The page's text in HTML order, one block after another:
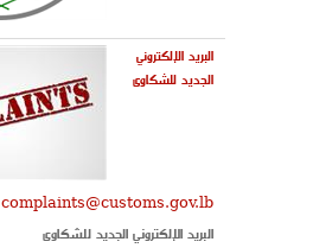
البريد الإلكتروني
الجديد للشكاوى
complaints@customs.gov.lb
البريد الإلكتروني الجديد للشكاوى